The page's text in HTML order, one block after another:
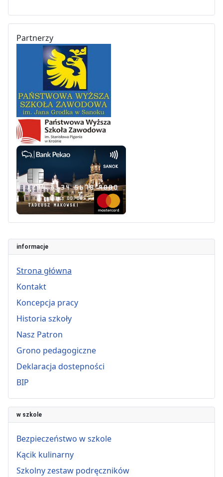
informacje
Strona główna
Kontakt
Koncepcja pracy
Historia szkoły
Nasz Patron
Grono pedagogiczne
Deklaracja dostepności
BIP
w szkole
Bezpieczeństwo w szkole
Kącik kulinarny
Szkolny zestaw podręczników
Partnerzy